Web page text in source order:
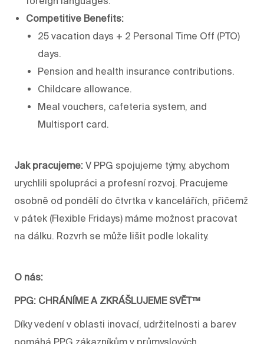
Competitive Benefits:
25 vacation days + 2 Personal Time Off (PTO)
days.
Pension and health insurance contributions.
Childcare allowance.
Meal vouchers, cafeteria system, and
Multisport card.
Jak pracujeme: V PPG spojujeme týmy, abychom
urychlili spolupráci a profesní rozvoj. Pracujeme
osobně od pondělí do čtvrtka v kancelářích, přičemž
v pátek (Flexible Fridays) máme možnost pracovat
na dálku. Rozvrh se může lišit podle lokality.
O nás:
PPG: CHRÁNÍME A ZKRÁŠLUJEME SVĚT™
Díky vedení v oblasti inovací, udržitelnosti a barev
pomáhá PPG zákazníkům v průmyslových,